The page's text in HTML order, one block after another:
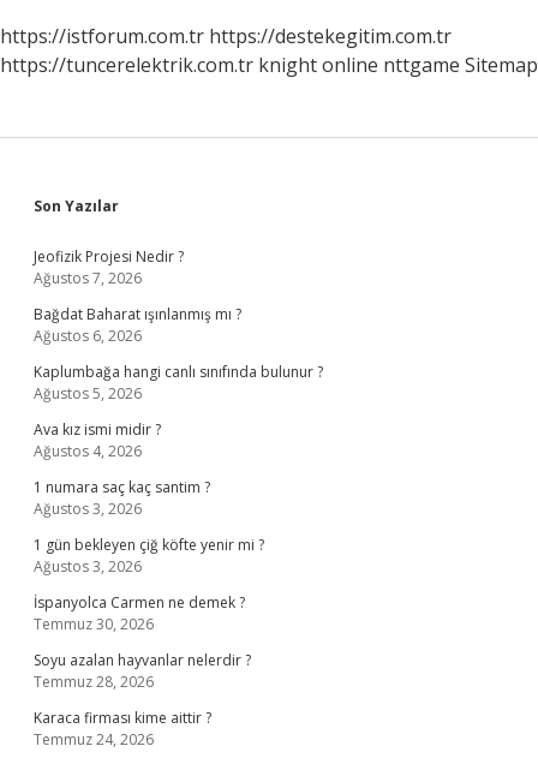
https://istforum.com.tr https://destekegitim.com.tr
https://tuncerelektrik.com.tr knight online nttgame Sitemap
Sidebar
Son Yazılar
Jeofizik Projesi Nedir ?
Ağustos 7, 2026
Bağdat Baharat ışınlanmış mı ?
Ağustos 6, 2026
Kaplumbağa hangi canlı sınıfında bulunur ?
Ağustos 5, 2026
Ava kız ismi midir ?
Ağustos 4, 2026
1 numara saç kaç santim ?
Ağustos 3, 2026
1 gün bekleyen çiğ köfte yenir mi ?
Ağustos 3, 2026
İspanyolca Carmen ne demek ?
Temmuz 30, 2026
Soyu azalan hayvanlar nelerdir ?
Temmuz 28, 2026
Karaca firması kime aittir ?
Temmuz 24, 2026